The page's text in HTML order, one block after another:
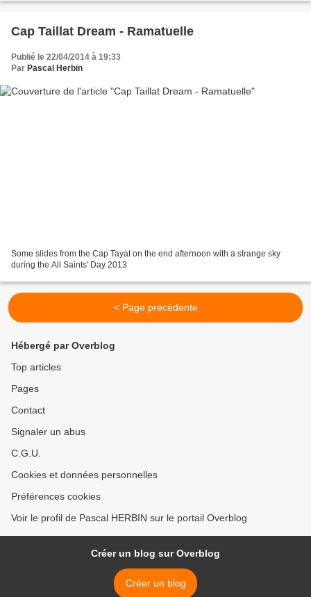
Cap Taillat Dream - Ramatuelle
Publié le 22/04/2014 à 19:33
Par Pascal Herbin
Some slides from the Cap Tayat on the end afternoon with a strange sky
during the All Saints' Day 2013
< Page précédente
Hébergé par Overblog
Top articles
Pages
Contact
Signaler un abus
C.G.U.
Cookies et données personnelles
Préférences cookies
Voir le profil de Pascal HERBIN sur le portail Overblog
Créer un blog sur Overblog
Créer un blog